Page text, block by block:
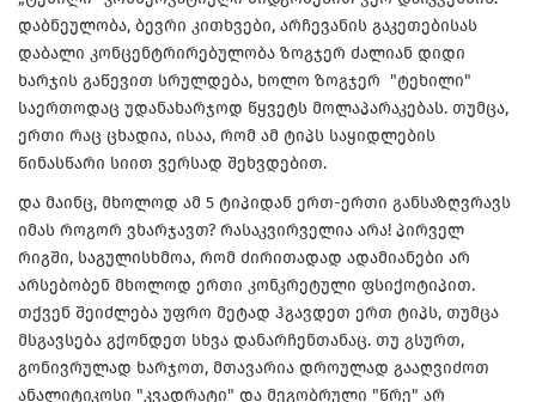
დაბნეულობა, ბევრი კითხვები, არჩევანის გაკეთებისას
დაბალი კონცენტრირებულობა ზოგჯერ ძალიან დიდი
ხარჯის გაწევით სრულდება, ხოლო ზოგჯერ "ტეხილი"
საერთოდაც უდანახარჯოდ წყვეტს მოლაპარაკებას. თუმცა,
ერთი რაც ცხადია, ისაა, რომ ამ ტიპს საყიდლების
წინასწარი სიით ვერსად შეხვდებით.
და მაინც, მხოლოდ ამ 5 ტიპიდან ერთ-ერთი განსაზღვრავს
იმას როგორ ვხარჯავთ? რასაკვირველია არა! პირველ
რიგში, საგულისხმოა, რომ ძირითადად ადამიანები არ
არსებობენ მხოლოდ ერთი კონკრეტული ფსიქოტიპით.
თქვენ შეიძლება უფრო მეტად ჰგავდეთ ერთ ტიპს, თუმცა
მსგავსება გქონდეთ სხვა დანარჩენთანაც. თუ გსურთ,
გონივრულად ხარჯოთ, მთავარია დროულად გააღვიძოთ
ანალიტიკოსი "კვადრატი" და მეგობრული "წრე" არ